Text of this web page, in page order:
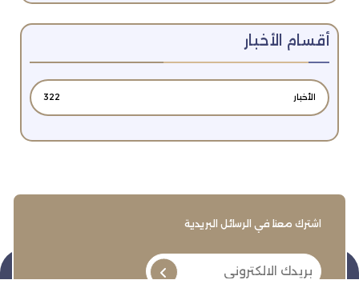
أقسام الأخبار
الأخبار 322
اشترك معنا في الرسائل البريدية